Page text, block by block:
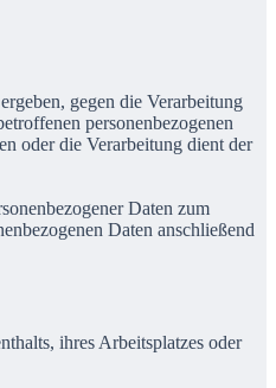
gegen die Verarbeitung
personenbezogenen
oder die Verarbeitung dient der
Daten zum
Daten anschließend
ihres Arbeitsplatzes oder